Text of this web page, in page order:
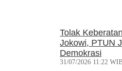
Eks
Akan
dan Polisi
04/08/2026 17:11
Tolak
Jokowi, PTUN
Demokrasi
31/07/2026 11:22